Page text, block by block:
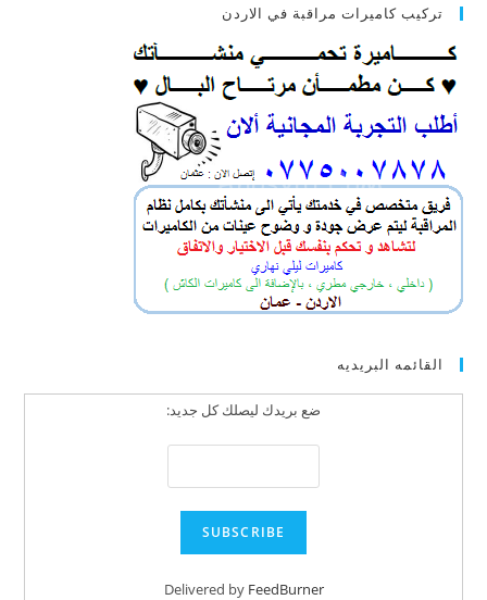
تركيب كاميرات مراقبة في الاردن
القائمه البريديه
ضع بريدك ليصلك كل جديد:
Delivered by FeedBurner